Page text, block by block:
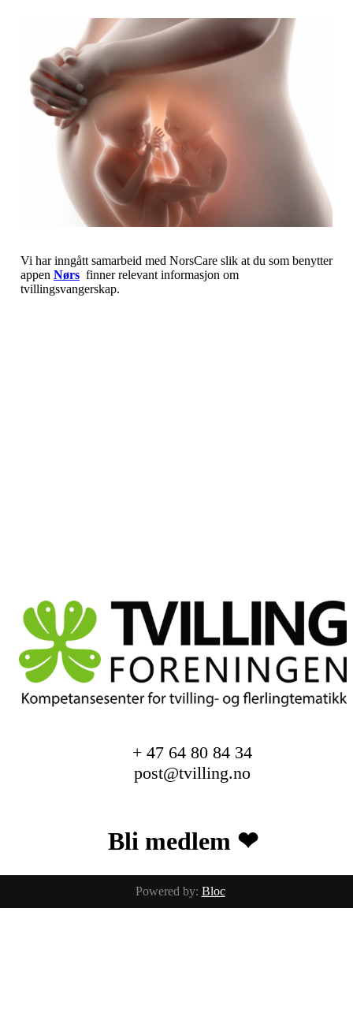
Vi har inngått samarbeid med NorsCare slik at du som benytter
appen Nørs finner relevant informasjon om
tvillingsvangerskap.
+ 47 64 80 84 34
post@tvilling.no
Bli medlem ❤︎
Facebook Instagram
Powered by: Bloc